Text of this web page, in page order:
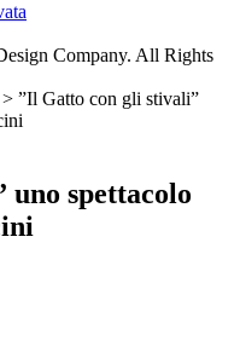
Company. All Rights
> ”Il Gatto con gli stivali”
spettacolo